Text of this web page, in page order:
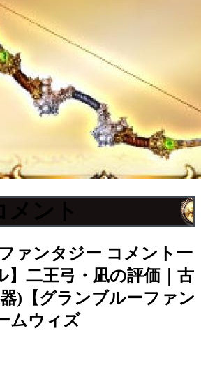
ント
ァンタジー コメント一
】二王弓・凪の評価｜古
)【グランブルーファン
ムウィズ